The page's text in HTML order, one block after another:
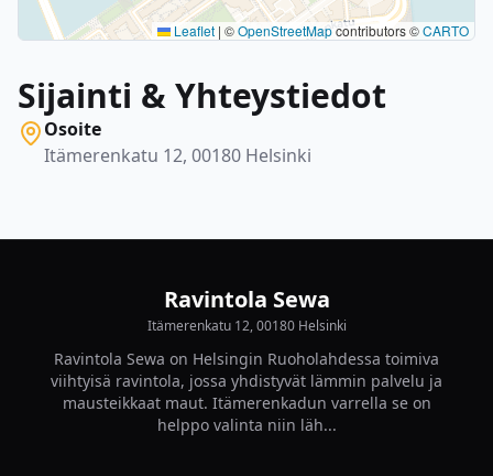
Leaflet | ©OpenStreetMapcontributors ©CARTO
Sijainti & Yhteystiedot
Osoite
Itämerenkatu 12, 00180 Helsinki
Ravintola Sewa
Itämerenkatu 12, 00180 Helsinki
Ravintola Sewa on Helsingin Ruoholahdessa toimiva
viihtyisä ravintola, jossa yhdistyvät lämmin palvelu ja
mausteikkaat maut. Itämerenkadun varrella se on
helppo valinta niin läh...